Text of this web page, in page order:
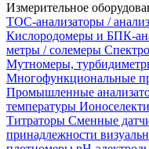
Измерительное
TOC-анализаторы /
Кислородомеры и БПК-
метры / солемеры
Мутномеры,
Многофункциональные
Промышленные
температуры
Титраторы Сменные
принадлежности